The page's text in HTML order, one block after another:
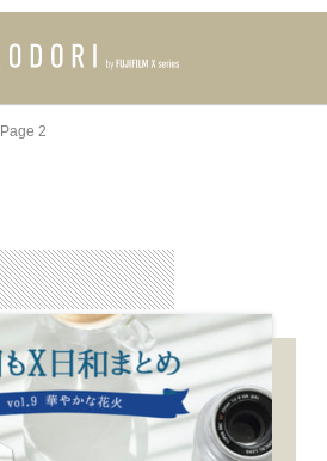
Page 2